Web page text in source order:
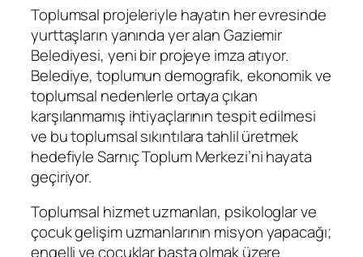
Toplumsal projeleriyle hayatın her evresinde
yurttaşların yanında yer alan Gaziemir
Belediyesi, yeni bir projeye imza atıyor.
Belediye, toplumun demografik, ekonomik ve
toplumsal nedenlerle ortaya çıkan
karşılanmamış ihtiyaçlarının tespit edilmesi
ve bu toplumsal sıkıntılara tahlil üretmek
hedefiyle Sarnıç Toplum Merkezi’ni hayata
geçiriyor.
Toplumsal hizmet uzmanları, psikologlar ve
çocuk gelişim uzmanlarının misyon yapacağı;
engelli ve çocuklar başta olmak üzere